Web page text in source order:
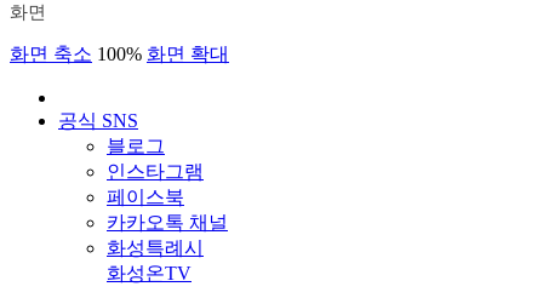
화면
화면 축소 100% 화면 확대
공식 SNS
블로그
인스타그램
페이스북
카카오톡 채널
화성특례시
화성온TV